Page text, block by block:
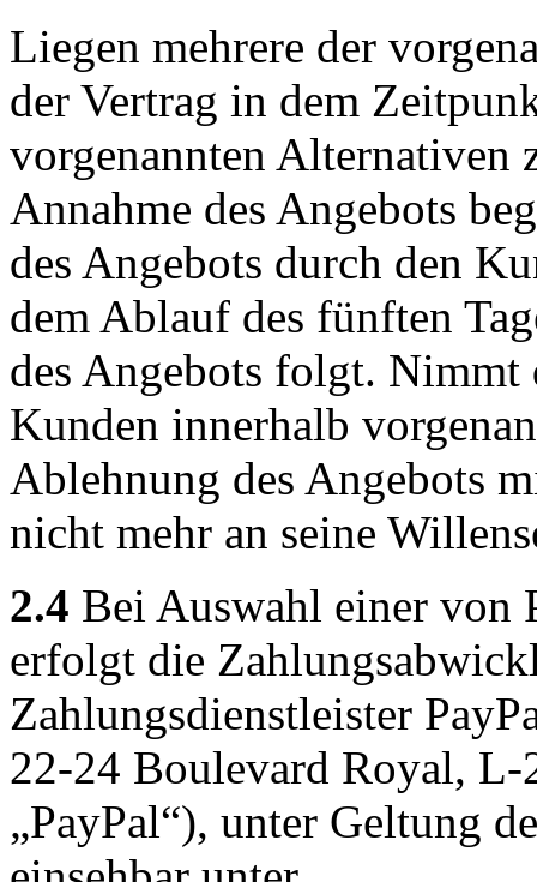
Liegen mehrere der
der Vertrag in dem
vorgenannten
Annahme des Angebots
des Angebots durch den
dem Ablauf des fünften
des Angebots folgt. Nimmt
Kunden innerhalb
Ablehnung des Angebots
nicht mehr an seine
2.4 Bei Auswahl einer von
erfolgt die
Zahlungsdienstleister
22-24 Boulevard Royal,
„PayPal“), unter Geltung